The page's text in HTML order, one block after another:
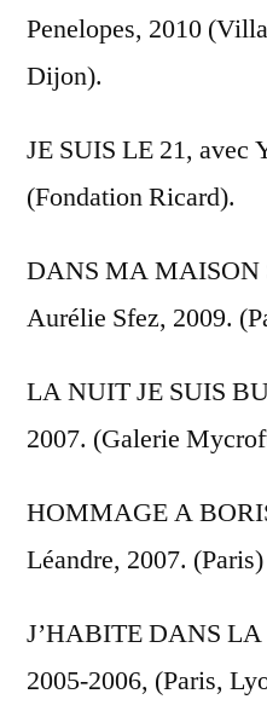
Penelopes, 2010
Dijon).
JE SUIS LE 21, avec
(Fondation Ricard).
DANS MA MAISON
Aurélie Sfez, 2009.
LA NUIT JE SUIS
2007. (Galerie
HOMMAGE A
Léandre, 2007. (Paris)
J’HABITE DANS
2005-2006, (Paris,